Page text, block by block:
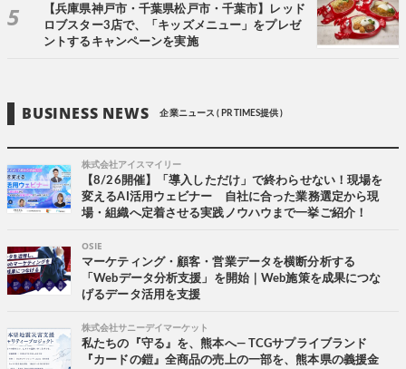
【兵庫県神戸市・千葉県松戸市・千葉市】レッド
ロブスター3店で、「キッズメニュー」をプレゼ
ントするキャンペーンを実施
BUSINESS NEWS 企業ニュース ( PR TIMES提供 )
株式会社アイスマイリー
【8/26開催】「導入しただけ」で終わらせない！現場を
変えるAI活用ウェビナー 自社に合った業務選定から現
場・組織へ定着させる実践ノウハウまで一挙ご紹介！
OSIE
マーケティング・顧客・営業データを横断分析する
「Webデータ分析支援」を開始｜Web施策を成果につな
げるデータ活用を支援
株式会社サニーデイマーケット
私たちの『守る』を、熊本へ― TCGサプライブランド
『カードの鎧』全商品の売上の一部を、熊本県の義援金